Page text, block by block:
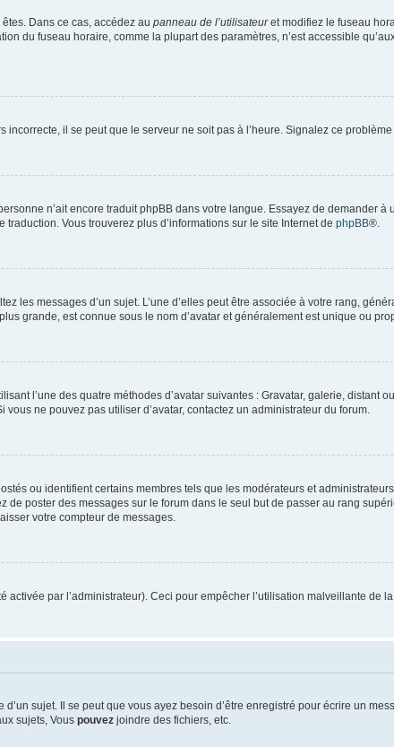
Dans ce cas, accédez au panneau de l’utilisateuret modifiez le fuseau
du fuseau horaire, comme la plupart des paramètres, n’est accessible
il se peut que le serveur ne soit pas à l’heure. Signalez ce
n’ait encore traduit phpBB dans votre langue. Essayez de demander à
Vous trouverez plus d’informations sur le site Internet de phpBB®.
les messages d’un sujet. L’une d’elles peut être associée à votre rang,
grande, est connue sous le nom d’avatar et généralement est unique ou
l’une des quatre méthodes d’avatar suivantes : Gravatar, galerie, distant
ne pouvez pas utiliser d’avatar, contactez un administrateur du forum.
ou identifient certains membres tels que les modérateurs et
de poster des messages sur le forum dans le seul but de passer au rang
votre compteur de messages.
par l’administrateur). Ceci pour empêcher l’utilisation malveillante de
sujet. Il se peut que vous ayez besoin d’être enregistré pour écrire un
sujets, Vous pouvez joindre des fichiers, etc.